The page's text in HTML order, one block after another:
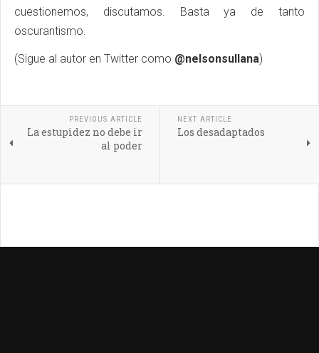
cuestionemos, discutamos. Basta ya de tanto
oscurantismo.
(Sigue al autor en Twitter como @nelsonsullana)
PREVIOUS ARTICLE
La estupidez no debe ir
al poder
NEXT ARTICLE
Los desadaptados